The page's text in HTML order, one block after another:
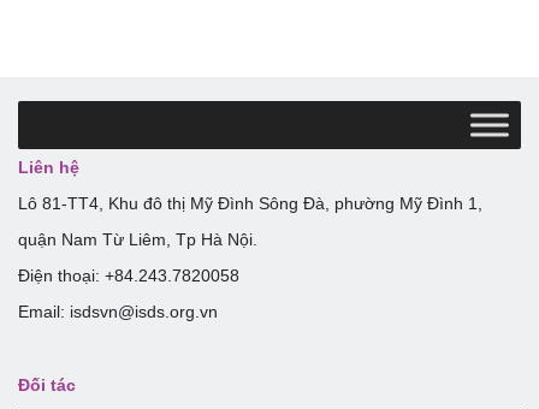
Liên hệ
Lô 81-TT4, Khu đô thị Mỹ Đình Sông Đà, phường Mỹ Đình 1,
quận Nam Từ Liêm, Tp Hà Nội.
Điện thoại: +84.243.7820058
Email: isdsvn@isds.org.vn
Đối tác